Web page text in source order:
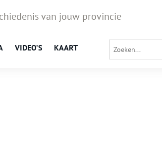
van jouw provincie
VIDEO’S KAART